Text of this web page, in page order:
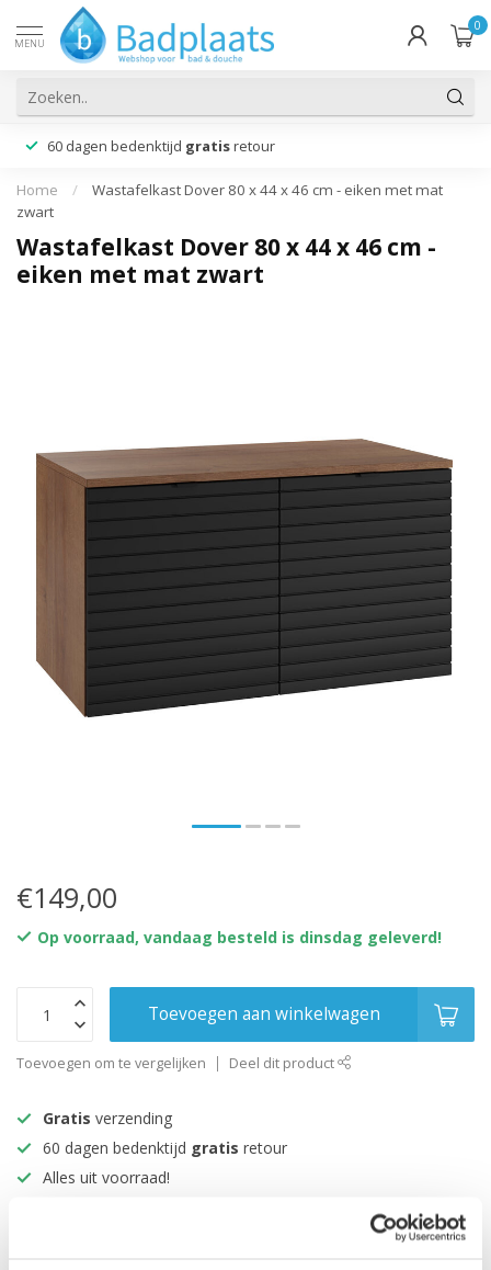
MENU
0
60 dagen bedenktijd gratis retour
Home /
Wastafelkast Dover 80 x 44 x 46 cm - eiken met mat
zwart
Wastafelkast Dover 80 x 44 x 46 cm -
eiken met mat zwart
€149,00
Op voorraad, vandaag besteld is dinsdag geleverd!
Toevoegen aan winkelwagen
Toevoegen om te vergelijken Deel dit product
Gratis verzending
60 dagen bedenktijd gratis retour
Alles uit voorraad!